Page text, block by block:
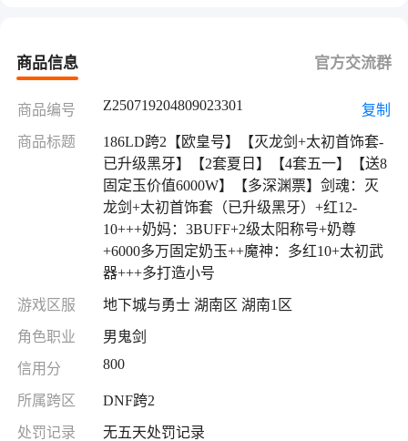
商品信息 官方交流群
商品编号 Z250719204809023301 复制
商品标题
186LD跨2【欧皇号】【灭龙剑+太初首饰套-
已升级黑牙】【2套夏日】【4套五一】【送8
固定玉价值6000W】【多深渊票】剑魂：灭
龙剑+太初首饰套（已升级黑牙）+红12-
10+++奶妈：3BUFF+2级太阳称号+奶尊
+6000多万固定奶玉++魔神：多红10+太初武
器+++多打造小号
游戏区服 地下城与勇士 湖南区 湖南1区
角色职业 男鬼剑
信用分 800
所属跨区 DNF跨2
处罚记录 无五天处罚记录